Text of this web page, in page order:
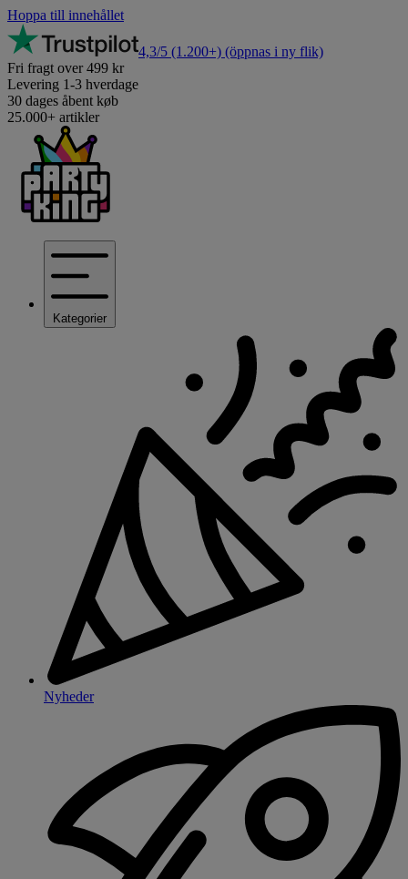
Hoppa till innehållet
4,3/5 (1.200+) (öppnas i ny flik)
Fri fragt over 499 kr
Levering 1-3 hverdage
30 dages åbent køb
25.000+ artikler
Kategorier
Nyheder